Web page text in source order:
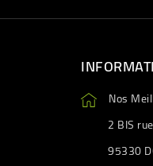
Nos
2 BIS
95330